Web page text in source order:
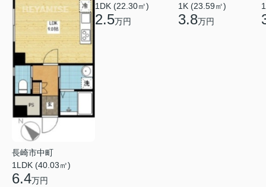
長崎市中町
1LDK (40.03㎡)
6.4万円
1DK (22.30㎡)
2.5万円
1K (23.59㎡)
3.8万円